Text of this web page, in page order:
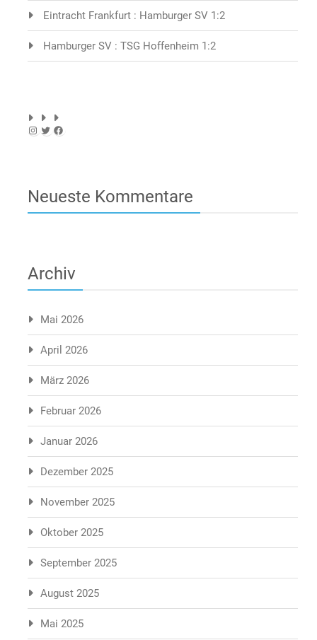
Eintracht Frankfurt : Hamburger SV 1:2
Hamburger SV : TSG Hoffenheim 1:2
Instagram
TwitterFacebook
Neueste Kommentare
Archiv
Mai 2026
April 2026
März 2026
Februar 2026
Januar 2026
Dezember 2025
November 2025
Oktober 2025
September 2025
August 2025
Mai 2025